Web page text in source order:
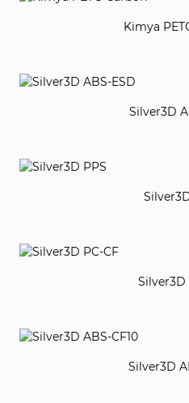
Kimya
Silver3D
Silver3D
Silver3D